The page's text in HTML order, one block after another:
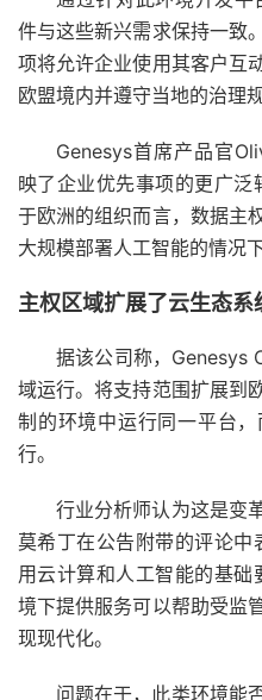
件与这些新兴需求保持一致
项将允许企业使用其客户互
欧盟境内并遵守当地的治理规
Genesys首席产品官
映了企业优先事项的更广泛
于欧洲的组织而言，数据主
大规模部署人工智能的情况
主权区域扩展了云生态系
据该公司称，Genesys
域运行。将支持范围扩展到
制的环境中运行同一平台
行。
行业分析师认为这是变
莫希丁在公告附带的评论中
用云计算和人工智能的基础
境下提供服务可以帮助受监
现现代化。
问题在于，此类环境能